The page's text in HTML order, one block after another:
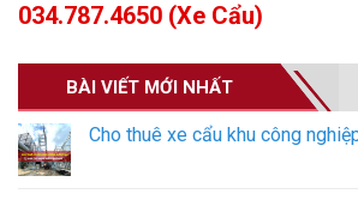
034.787.4650 (Xe Cẩu)
BÀI VIẾT MỚI NHẤT
Cho thuê xe cẩu khu công